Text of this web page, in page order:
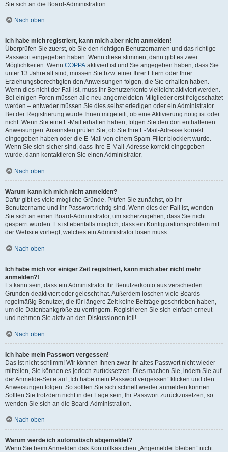
Sie sich an die Board-Administration.
Nach oben
Ich habe mich registriert, kann mich aber nicht anmelden!
Überprüfen Sie zuerst, ob Sie den richtigen Benutzernamen und das richtige
Passwort eingegeben haben. Wenn diese stimmen, dann gibt es zwei
Möglichkeiten. Wenn COPPA aktiviert ist und Sie angegeben haben, dass Sie
unter 13 Jahre alt sind, müssen Sie bzw. einer Ihrer Eltern oder Ihrer
Erziehungsberechtigten den Anweisungen folgen, die Sie erhalten haben.
Wenn dies nicht der Fall ist, muss Ihr Benutzerkonto vielleicht aktiviert werden.
Bei einigen Foren müssen alle neu angemeldeten Mitglieder erst freigeschaltet
werden – entweder müssen Sie dies selbst erledigen oder ein Administrator.
Bei der Registrierung wurde Ihnen mitgeteilt, ob eine Aktivierung nötig ist oder
nicht. Wenn Sie eine E-Mail erhalten haben, folgen Sie den dort enthaltenen
Anweisungen. Ansonsten prüfen Sie, ob Sie Ihre E-Mail-Adresse korrekt
eingegeben haben oder die E-Mail von einem Spam-Filter blockiert wurde.
Wenn Sie sich sicher sind, dass Ihre E-Mail-Adresse korrekt eingegeben
wurde, dann kontaktieren Sie einen Administrator.
Nach oben
Warum kann ich mich nicht anmelden?
Dafür gibt es viele mögliche Gründe. Prüfen Sie zunächst, ob Ihr
Benutzername und Ihr Passwort richtig sind. Wenn dies der Fall ist, wenden
Sie sich an einen Board-Administrator, um sicherzugehen, dass Sie nicht
gesperrt wurden. Es ist ebenfalls möglich, dass ein Konfigurationsproblem mit
der Website vorliegt, welches ein Administrator lösen muss.
Nach oben
Ich habe mich vor einiger Zeit registriert, kann mich aber nicht mehr
anmelden?!
Es kann sein, dass ein Administrator Ihr Benutzerkonto aus verschieden
Gründen deaktiviert oder gelöscht hat. Außerdem löschen viele Boards
regelmäßig Benutzer, die für längere Zeit keine Beiträge geschrieben haben,
um die Datenbankgröße zu verringern. Registrieren Sie sich einfach erneut
und nehmen Sie aktiv an den Diskussionen teil!
Nach oben
Ich habe mein Passwort vergessen!
Das ist nicht schlimm! Wir können Ihnen zwar Ihr altes Passwort nicht wieder
mitteilen, Sie können es jedoch zurücksetzen. Dies machen Sie, indem Sie auf
der Anmelde-Seite auf „Ich habe mein Passwort vergessen“ klicken und den
Anweisungen folgen. So sollten Sie sich schnell wieder anmelden können.
Sollten Sie trotzdem nicht in der Lage sein, Ihr Passwort zurückzusetzen, so
wenden Sie sich an die Board-Administration.
Nach oben
Warum werde ich automatisch abgemeldet?
Wenn Sie beim Anmelden das Kontrollkästchen „Angemeldet bleiben“ nicht